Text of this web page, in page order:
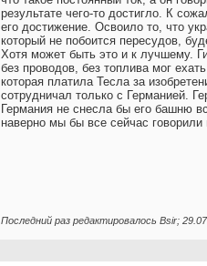
результате чего-то достигло. К
его достижение. Освоило то, что
который не побоится пересудов,
Хотя может быть это и к лучшему.
без проводов, без топлива мог
которая платила Тесла за
сотрудничал только с Германией.
Германия не снесла бы его башню
наверно мы бы все сейчас
Последний раз редактировалось Bsir;